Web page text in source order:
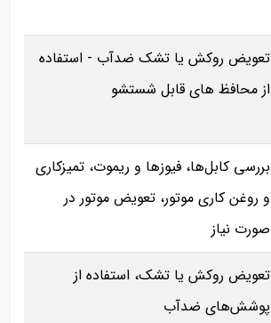
تعویض روکش یا تشک ضدآب - استفاده
از محافظ‌ های قابل شستشو
بررسی کابل‌ها، فیوزها و ریموت، تمیزکاری
و روغن‌ کاری موتور، تعویض موتور در
صورت نیاز
تعویض روکش یا تشک، استفاده از
پوشش‌های ضدآب